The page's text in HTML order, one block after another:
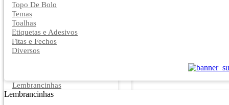
Topo De Bolo
Temas
Toalhas
Etiquetas e Adesivos
Fitas e Fechos
Diversos
Lembrancinhas
Lembrancinhas